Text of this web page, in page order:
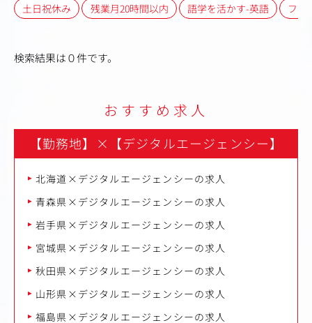
土日祝休み 残業月20時間以内 語学を活かす-英語 フレ
検索結果は０件です。
おすすめ求人
【勤務地】 × 【デジタルエージェンシー】
北海道×デジタルエージェンシーの求人
青森県×デジタルエージェンシーの求人
岩手県×デジタルエージェンシーの求人
宮城県×デジタルエージェンシーの求人
秋田県×デジタルエージェンシーの求人
山形県×デジタルエージェンシーの求人
福島県×デジタルエージェンシーの求人